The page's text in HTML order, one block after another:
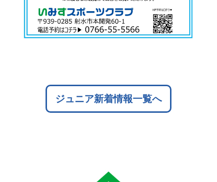
ジュニア新着情報一覧へ